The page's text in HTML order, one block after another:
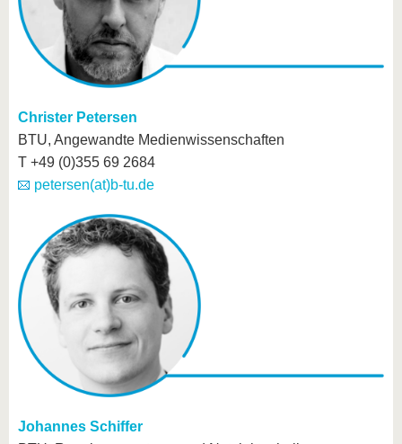
Christer Petersen
BTU, Angewandte Medienwissenschaften
T +49 (0)355 69 2684
petersen(at)b-tu.de
Johannes Schiffer